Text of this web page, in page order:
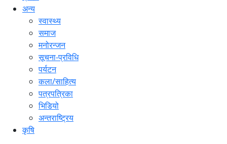
अन्य
स्वास्थ्य
समाज
मनोरन्जन
सूचना-प्रविधि
पर्यटन
कला/साहित्य
पत्रपत्रिका
भिडियो
अन्तराष्ट्रिय
कृषि